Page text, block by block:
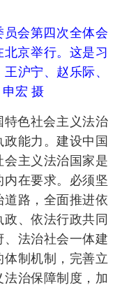
会第四次全体会
北京举行。这是习
沪宁、赵乐际、
宏 摄
色社会主义法治
能力。建设中国
主义法治国家是
在要求。必须坚
路，全面推进依
、依法行政共同
法治社会一体建
制机制，完善立
治保障制度，加